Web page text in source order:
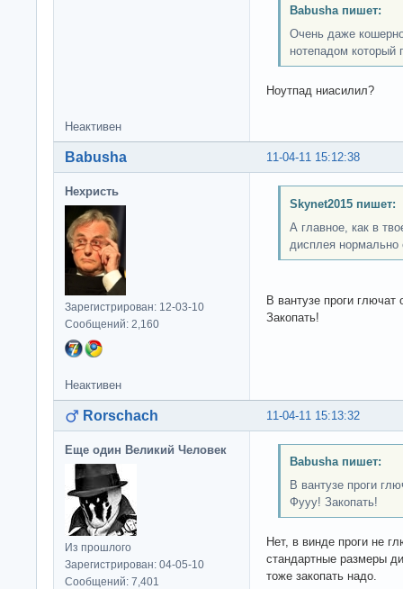
Babusha пишет:
Очень даже
нотепадом который
Ноутпад ниасилил?
Неактивен
11-04-11 15:12:38
Babusha
Нехристь
Зарегистрирован: 12-03-10
Сообщений: 2,160
Skynet2015 пишет:
А главное, как в
дисплея нормально
В вантузе проги
Закопать!
Неактивен
11-04-11 15:13:32
Rorschach
Еще один Великий Человек
Из прошлого
Зарегистрирован: 04-05-10
Сообщений: 7,401
Babusha пишет:
В вантузе проги
Фууу! Закопать!
Нет, в винде проги не
стандартные размеры
тоже закопать надо.